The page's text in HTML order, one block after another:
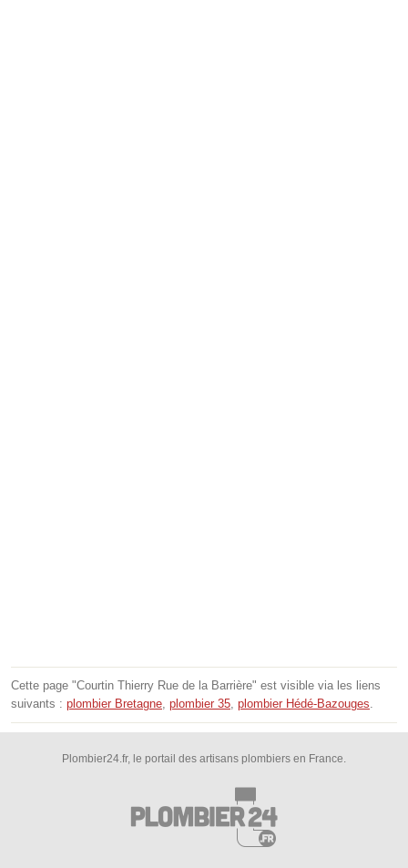
Cette page "Courtin Thierry Rue de la Barrière" est visible via les liens
suivants : plombier Bretagne, plombier 35, plombier Hédé-Bazouges.
Plombier24.fr, le portail des artisans plombiers en France.